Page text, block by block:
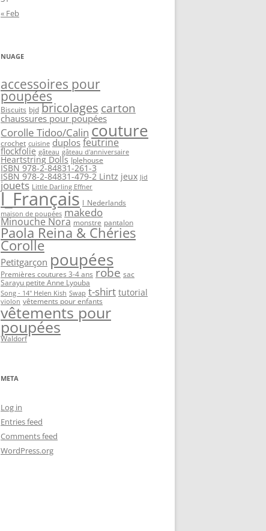
« Feb
NUAGE
accessoires pour
poupées
Biscuits bjd bricolages carton
chaussures pour poupées
Corolle Tidoo/Calin couture
crochet cuisine duplos feutrine
flockfolie gâteau gâteau d'anniversaire
Heartstring Dolls Iplehouse
ISBN 978-2-84831-261-3
ISBN 978-2-84831-479-2 Lintz jeux Jid
jouets Little Darling Effner
l_Français l_Nederlands
maison de poupées makedo
Minouche Nora monstre pantalon
Paola Reina & Chéries
Corolle
Petitgarçon poupées
Premières coutures 3-4 ans robe sac
Sarayu petite Anne Lyouba
Song - 14" Helen Kish Swap t-shirt tutorial
violon vêtements pour enfants
vêtements pour
poupées
Waldorf
META
Log in
Entries feed
Comments feed
WordPress.org